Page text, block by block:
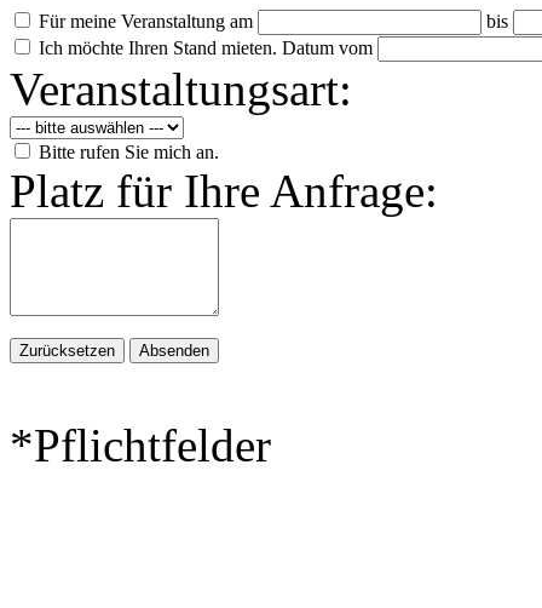
Für meine Veranstaltung am
bis
Ich möchte Ihren Stand mieten. Datum vom
Veranstaltungsart:
Bitte rufen Sie mich an.
Platz für Ihre Anfrage:
*Pflichtfelder